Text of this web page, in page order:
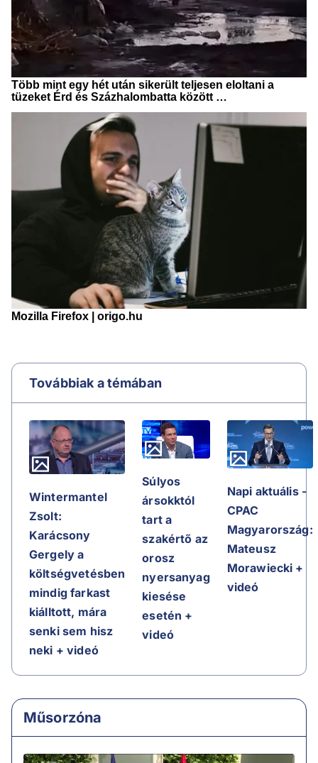
Továbbiak a témában
Wintermantel
Zsolt:
Karácsony
Gergely a
költségvetésben
mindig farkast
kiálltott, mára
senki sem hisz
neki + videó
Súlyos
ársokktól
tart a
szakértő az
orosz
nyersanyag
kiesése
esetén +
videó
Napi aktuális -
CPAC
Magyarország:
Mateusz
Morawiecki +
videó
Műsorzóna